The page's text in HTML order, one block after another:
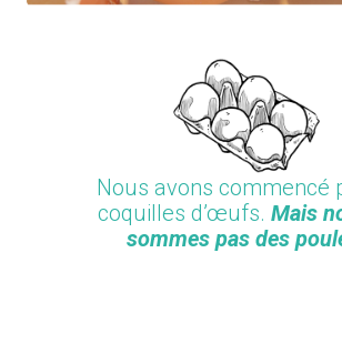
Nous avons commencé
coquilles d’œufs. Mais
sommes pas des